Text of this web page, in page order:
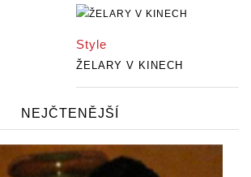
Style
ŽELARY V KINECH
NEJČTENĚJŠÍ